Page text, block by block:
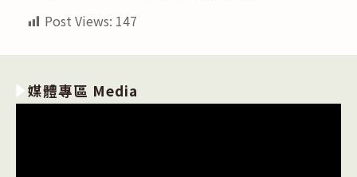
Post Views: 147
媒體專區 Media